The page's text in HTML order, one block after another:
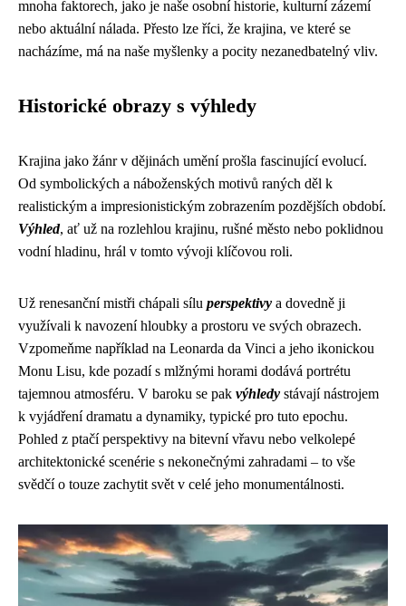
mnoha faktorech, jako je naše osobní historie, kulturní zázemí
nebo aktuální nálada. Přesto lze říci, že krajina, ve které se
nacházíme, má na naše myšlenky a pocity nezanedbatelný vliv.
Historické obrazy s výhledy
Krajina jako žánr v dějinách umění prošla fascinující evolucí.
Od symbolických a náboženských motivů raných děl k
realistickým a impresionistickým zobrazením pozdějších období.
Výhled, ať už na rozlehlou krajinu, rušné město nebo poklidnou
vodní hladinu, hrál v tomto vývoji klíčovou roli.
Už renesanční mistři chápali sílu perspektivy a dovedně ji
využívali k navození hloubky a prostoru ve svých obrazech.
Vzpomeňme například na Leonarda da Vinci a jeho ikonickou
Monu Lisu, kde pozadí s mlžnými horami dodává portrétu
tajemnou atmosféru. V baroku se pak výhledy stávají nástrojem
k vyjádření dramatu a dynamiky, typické pro tuto epochu.
Pohled z ptačí perspektivy na bitevní vřavu nebo velkolepé
architektonické scenérie s nekonečnými zahradami – to vše
svědčí o touze zachytit svět v celé jeho monumentálnosti.